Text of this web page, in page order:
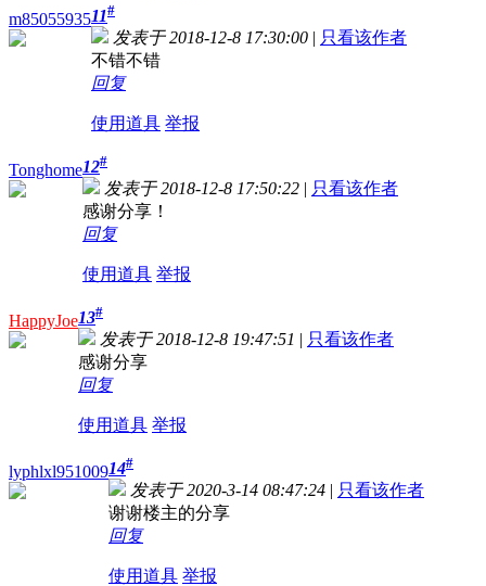
m8505593511#
发表于 2018-12-8 17:30:00 | 只看该作者
不错不错
回复
使用道具 举报
Tonghome12#
发表于 2018-12-8 17:50:22 | 只看该作者
感谢分享！
回复
使用道具 举报
HappyJoe13#
发表于 2018-12-8 19:47:51 | 只看该作者
感谢分享
回复
使用道具 举报
lyphlxl95100914#
发表于 2020-3-14 08:47:24 | 只看该作者
谢谢楼主的分享
回复
使用道具 举报